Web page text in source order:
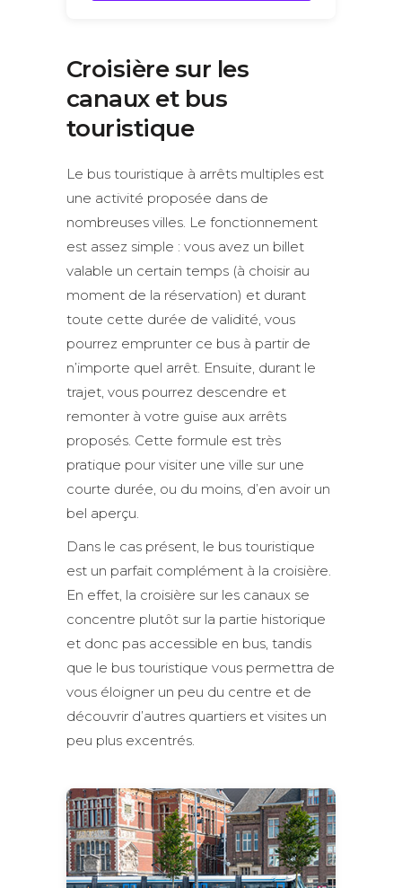
Croisière sur les
canaux et bus
touristique
Le bus touristique à arrêts multiples est
une activité proposée dans de
nombreuses villes. Le fonctionnement
est assez simple : vous avez un billet
valable un certain temps (à choisir au
moment de la réservation) et durant
toute cette durée de validité, vous
pourrez emprunter ce bus à partir de
n’importe quel arrêt. Ensuite, durant le
trajet, vous pourrez descendre et
remonter à votre guise aux arrêts
proposés. Cette formule est très
pratique pour visiter une ville sur une
courte durée, ou du moins, d’en avoir un
bel aperçu.
Dans le cas présent, le bus touristique
est un parfait complément à la croisière.
En effet, la croisière sur les canaux se
concentre plutôt sur la partie historique
et donc pas accessible en bus, tandis
que le bus touristique vous permettra de
vous éloigner un peu du centre et de
découvrir d’autres quartiers et visites un
peu plus excentrés.